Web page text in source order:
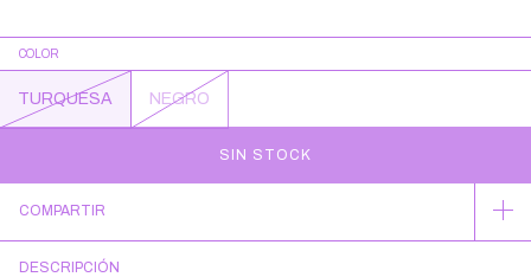
COLOR
TURQUESA NEGRO
COMPARTIR
DESCRIPCIÓN